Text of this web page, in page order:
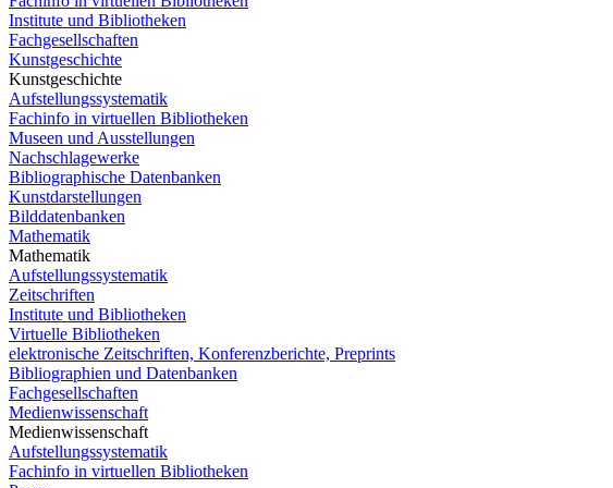
Institute und Bibliotheken
Fachgesellschaften
Kunstgeschichte
Kunstgeschichte
Aufstellungssystematik
Fachinfo in virtuellen Bibliotheken
Museen und Ausstellungen
Nachschlagewerke
Bibliographische Datenbanken
Kunstdarstellungen
Bilddatenbanken
Mathematik
Mathematik
Aufstellungssystematik
Zeitschriften
Institute und Bibliotheken
Virtuelle Bibliotheken
elektronische Zeitschriften, Konferenzberichte, Preprints
Bibliographien und Datenbanken
Fachgesellschaften
Medienwissenschaft
Medienwissenschaft
Aufstellungssystematik
Fachinfo in virtuellen Bibliotheken